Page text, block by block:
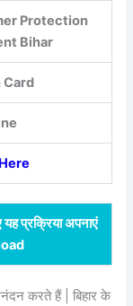
Protection
Bihar
Card
यह प्रक्रिया अपनाएं
करते हैं | बिहार के